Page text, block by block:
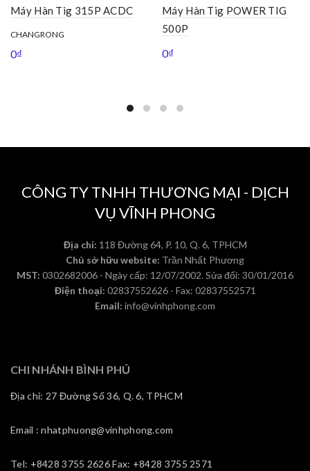
Máy Hàn Tig 315P ACDC
CHANGRONG
0₫
Máy Hàn Tig POWER TIG
500P
0₫
CÔNG TY TNHH THƯƠNG MẠI - DỊCH
VỤ VĨNH PHONG
Địa chỉ: 118 Đường 64, P. 10, Q. 6, TPHCM
Chủ sở hữu website: Trần Nhất Phương
MST: 0302682006 - Ngày cấp: 12/07/2002. Sửa đổi: 30/01/2016
Điện thoại: 02837552626 - Fax: 02837552571
Email: info@vinhphong.com
CHI NHÁNH BÌNH PHÚ
Địa chỉ: 27 Đường Số 36, Q. 6, TPHCM
Email : nhatphuong@vinhphong.com
Tel: +8428 3755 2626 Fax: +8428 3755 2571